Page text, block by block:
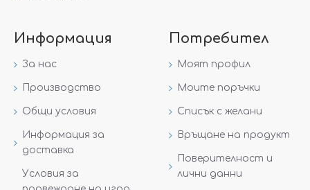
Информация
За нас
Производство
Общи условия
Информация за
доставка
Условия за
Потребител
Моят профил
Моите поръчки
Списък с желани
Връщане на продукт
Поверителност и
лични данни